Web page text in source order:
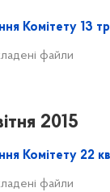
Комітету 13
файли
2015
Комітету 22
файли